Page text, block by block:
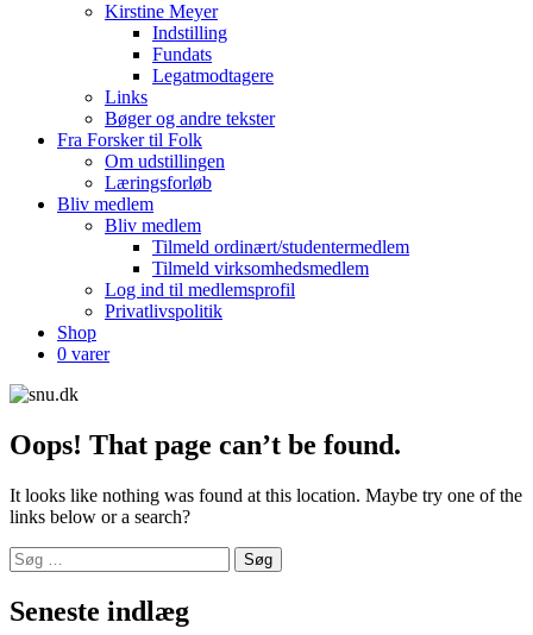
Kirstine Meyer
Indstilling
Fundats
Legatmodtagere
Links
Bøger og andre tekster
Fra Forsker til Folk
Om udstillingen
Læringsforløb
Bliv medlem
Bliv medlem
Tilmeld ordinært/studentermedlem
Tilmeld virksomhedsmedlem
Log ind til medlemsprofil
Privatlivspolitik
Shop
0 varer
Oops! That page can’t be found.
It looks like nothing was found at this location. Maybe try one of the
links below or a search?
Søg
efter:
Seneste indlæg